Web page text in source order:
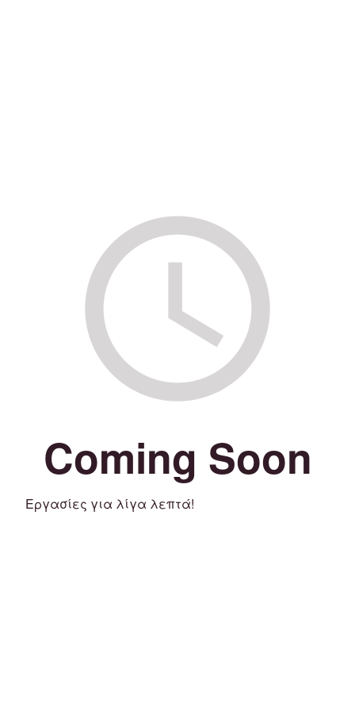
Coming Soon
Εργασίες για λίγα λεπτά!